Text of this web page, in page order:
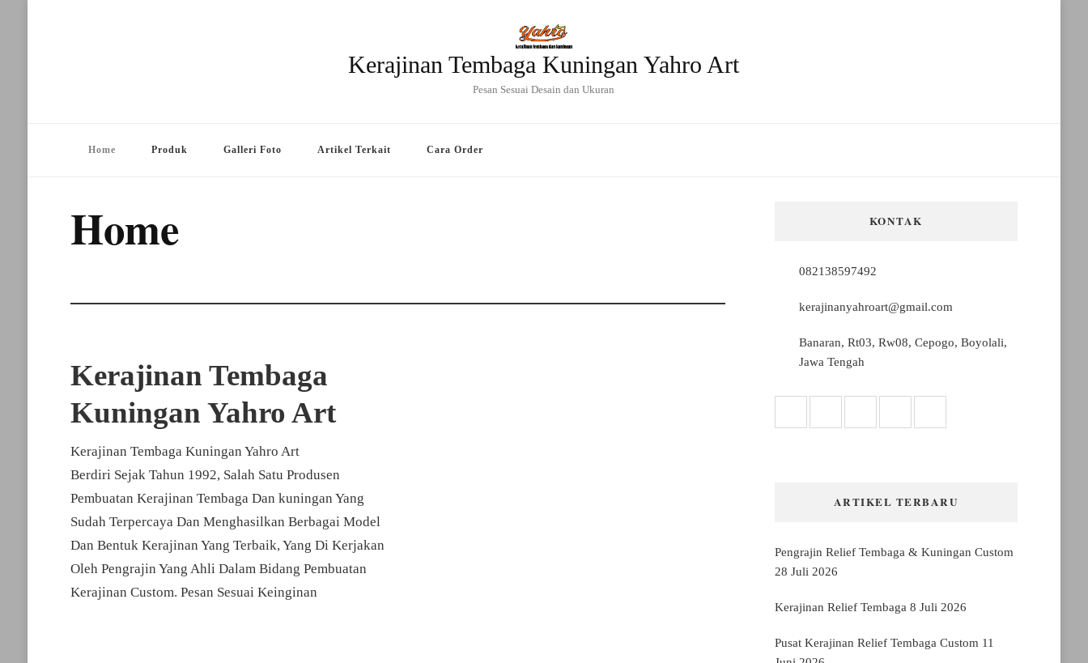
Kerajinan Tembaga Kuningan Yahro Art
Pesan Sesuai Desain dan Ukuran
Home Produk Galleri Foto Artikel Terkait Cara Order
Home
Kerajinan Tembaga
Kuningan Yahro Art
Kerajinan Tembaga Kuningan Yahro Art
Berdiri Sejak Tahun 1992, Salah Satu Produsen
Pembuatan Kerajinan Tembaga Dan kuningan Yang
Sudah Terpercaya Dan Menghasilkan Berbagai Model
Dan Bentuk Kerajinan Yang Terbaik, Yang Di Kerjakan
Oleh Pengrajin Yang Ahli Dalam Bidang Pembuatan
Kerajinan Custom. Pesan Sesuai Keinginan
KONTAK
082138597492
kerajinanyahroart@gmail.com
Banaran, Rt03, Rw08, Cepogo, Boyolali,
Jawa Tengah
ARTIKEL TERBARU
Pengrajin Relief Tembaga & Kuningan Custom
28 Juli 2026
Kerajinan Relief Tembaga 8 Juli 2026
Pusat Kerajinan Relief Tembaga Custom 11